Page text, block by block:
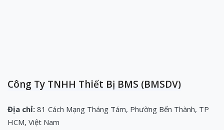
Công Ty TNHH Thiết Bị BMS (BMSDV)
Địa chỉ: 81 Cách Mạng Tháng Tám, Phường Bến Thành, TP
HCM, Việt Nam